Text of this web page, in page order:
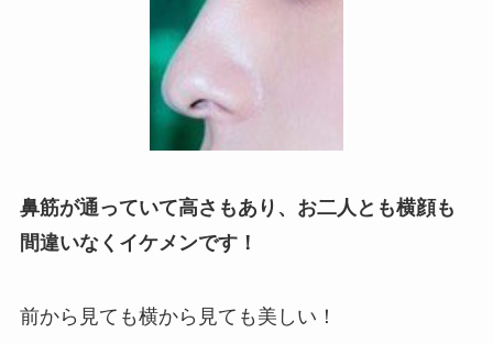
鼻筋が通っていて高さもあり、お二人とも横顔も
間違いなくイケメンです！
前から見ても横から見ても美しい！